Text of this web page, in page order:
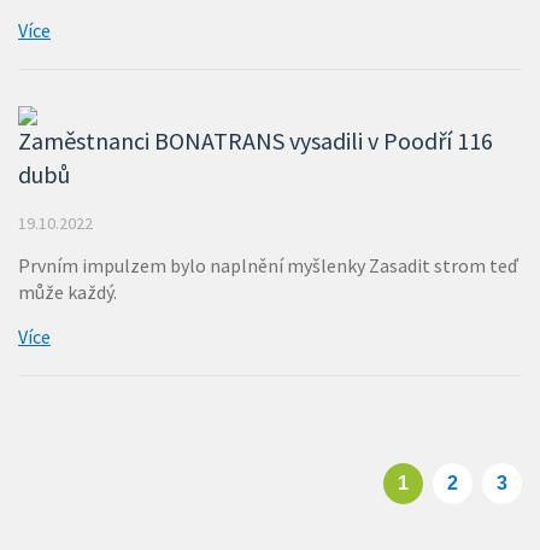
Více
Zaměstnanci BONATRANS vysadili v Poodří 116
dubů
19.10.2022
Prvním impulzem bylo naplnění myšlenky Zasadit strom teď
může každý.
Více
1 2 3